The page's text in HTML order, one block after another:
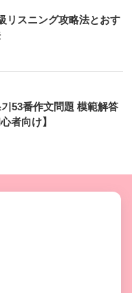
リスニング攻略法とおす
53番作文問題 模範解答
者向け】